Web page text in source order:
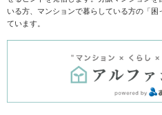
いる方、マンションで暮らしている方の「
ています。